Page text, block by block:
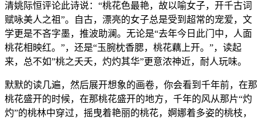
清姚际恒评论此诗说：“桃花色最艳，故以喻女子，开千古词
赋咏美人之祖”。自古，漂亮的女子总是受到超常的宠爱，文
学更是不吝字墨，推波助澜。无论是“去年今日此门中，人面
桃花相映红。”，还是“玉腕枕香腮，桃花藕上开。”，读起
来，总不如”桃之夭夭，灼灼其华”更意浓神近，耐人玩味。
默默的读几遍，然后展开想象的画卷，你会看到千年前，在那
桃花盛开的时候，在那桃花盛开的地方，千年的风从那片“灼
灼”的桃林中穿过，摇曳着艳丽的桃花，婀娜着多姿的桃枝，